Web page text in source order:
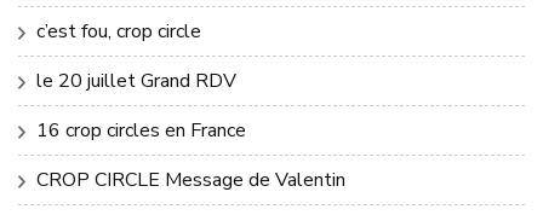
c’est fou, crop circle
le 20 juillet Grand RDV
16 crop circles en France
CROP CIRCLE Message de Valentin